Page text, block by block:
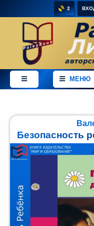
2
Добро
пожаловать
"Разумная
Литература"!
Здесь
Вы
электронные
версии
книг
МЕНЮ
Безопасность